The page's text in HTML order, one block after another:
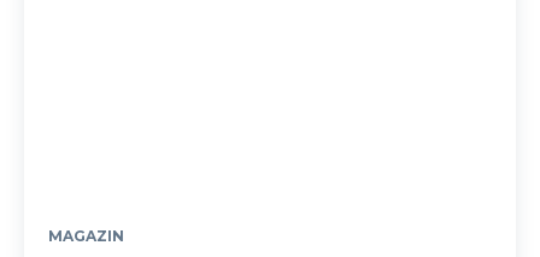
MAGAZIN